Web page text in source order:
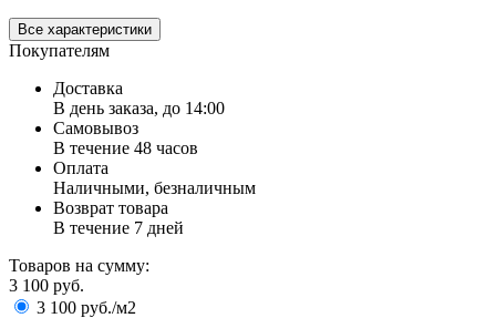
Все характеристики
Покупателям
Доставка
В день заказа, до 14:00
Самовывоз
В течение 48 часов
Оплата
Наличными, безналичным
Возврат товара
В течение 7 дней
Товаров на сумму:
3 100 руб.
3 100 руб./м2